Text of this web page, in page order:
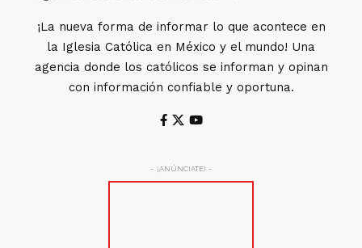
¡La nueva forma de informar lo que acontece en
la Iglesia Católica en México y el mundo! Una
agencia donde los católicos se informan y opinan
con información confiable y oportuna.
- ¡ANÚNCIATE! -